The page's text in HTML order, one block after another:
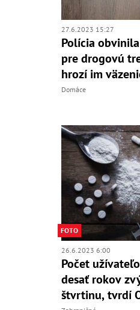
27.6.2023 15:27
Polícia
pre drogovú
hrozí im
Domáce
FOTO
26.6.2023 6:00
Počet
desať rokov
štvrtinu, tvrdí